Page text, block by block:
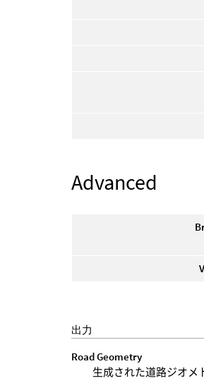
Advanced
出力
Road Geometry
生成された道路ジオメ